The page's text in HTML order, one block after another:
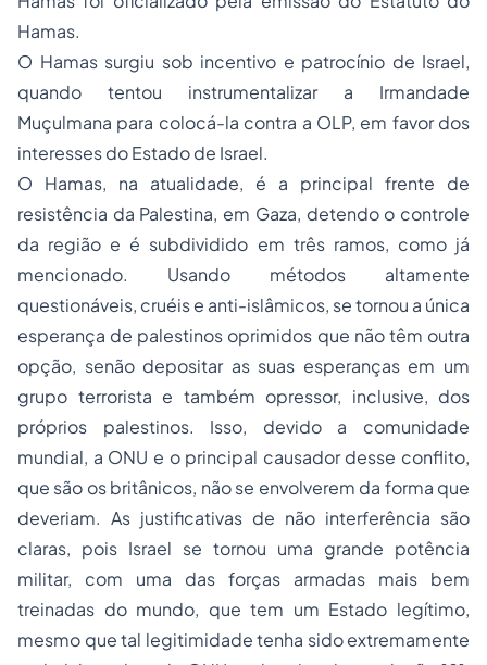
Hamas.
O Hamas surgiu sob incentivo e patrocínio de Israel,
quando tentou instrumentalizar a Irmandade
Muçulmana para colocá-la contra a OLP, em favor dos
interesses do Estado de Israel.
O Hamas, na atualidade, é a principal frente de
resistência da Palestina, em Gaza, detendo o controle
da região e é subdividido em três ramos, como já
mencionado. Usando métodos altamente
questionáveis, cruéis e anti-islâmicos, se tornou a única
esperança de palestinos oprimidos que não têm outra
opção, senão depositar as suas esperanças em um
grupo terrorista e também opressor, inclusive, dos
próprios palestinos. Isso, devido a comunidade
mundial, a ONU e o principal causador desse conflito,
que são os britânicos, não se envolverem da forma que
deveriam. As justificativas de não interferência são
claras, pois Israel se tornou uma grande potência
militar, com uma das forças armadas mais bem
treinadas do mundo, que tem um Estado legítimo,
mesmo que tal legitimidade tenha sido extremamente